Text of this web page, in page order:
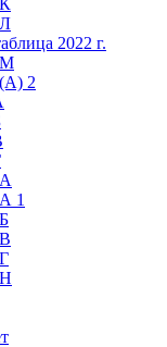
2022 г.
М
2
1